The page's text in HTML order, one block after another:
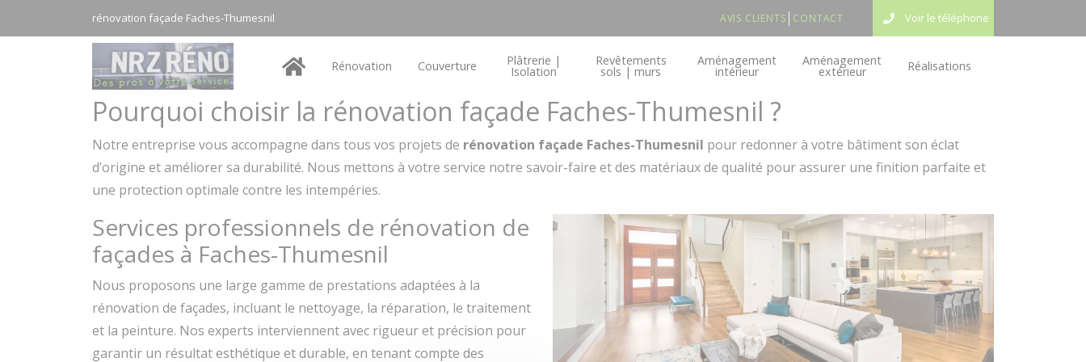
rénovation façade Faches-Thumesnil AVIS CLIENTS CONTACT Voir le téléphone
Rénovation Couverture Plâtrerie |
Isolation
Revêtements
sols | murs
Aménagement
intérieur
Aménagement
extérieur Réalisations
Pourquoi choisir la rénovation façade Faches-Thumesnil ?
Notre entreprise vous accompagne dans tous vos projets de rénovation façade Faches-Thumesnil pour redonner à votre bâtiment son éclat
d’origine et améliorer sa durabilité. Nous mettons à votre service notre savoir-faire et des matériaux de qualité pour assurer une finition parfaite et
une protection optimale contre les intempéries.
Services professionnels de rénovation de
façades à Faches-Thumesnil
Nous proposons une large gamme de prestations adaptées à la
rénovation de façades, incluant le nettoyage, la réparation, le traitement
et la peinture. Nos experts interviennent avec rigueur et précision pour
garantir un résultat esthétique et durable, en tenant compte des
Panneau de gestion des cookies